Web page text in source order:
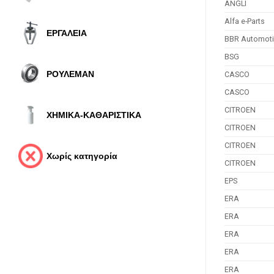
ΕΡΓΑΛΕΙΑ
ΡΟΥΛΕΜΑΝ
ΧΗΜΙΚΑ-ΚΑΘΑΡΙΣΤΙΚΑ
Χωρίς κατηγορία
ANGLI
Alfa e-Parts
BBR
BSG
CASCO
CASCO
CITROEN
CITROEN
CITROEN
CITROEN
EPS
ERA
ERA
ERA
ERA
ERA